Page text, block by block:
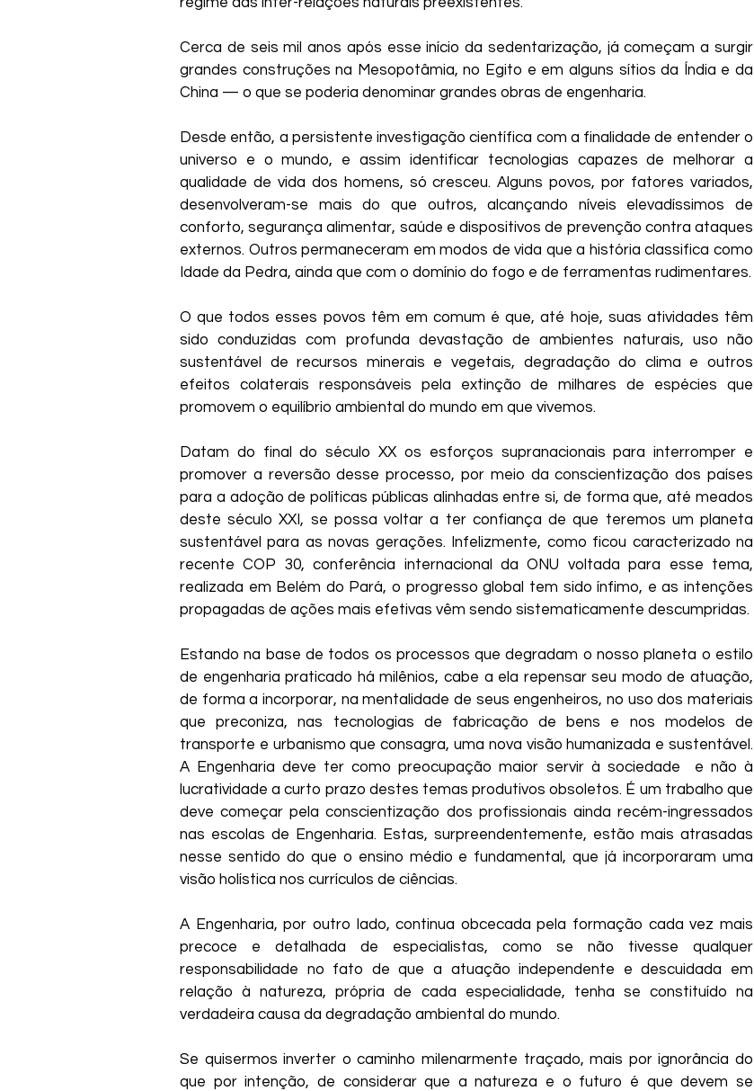
Cerca de seis mil anos após esse início da sedentarização, já começam a surgir
grandes construções na Mesopotâmia, no Egito e em alguns sítios da Índia e da
China — o que se poderia denominar grandes obras de engenharia.
Desde então, a persistente investigação científica com a finalidade de entender o
universo e o mundo, e assim identificar tecnologias capazes de melhorar a
qualidade de vida dos homens, só cresceu. Alguns povos, por fatores variados,
desenvolveram-se mais do que outros, alcançando níveis elevadíssimos de
conforto, segurança alimentar, saúde e dispositivos de prevenção contra ataques
externos. Outros permaneceram em modos de vida que a história classifica como
Idade da Pedra, ainda que com o domínio do fogo e de ferramentas rudimentares.
O que todos esses povos têm em comum é que, até hoje, suas atividades têm
sido conduzidas com profunda devastação de ambientes naturais, uso não
sustentável de recursos minerais e vegetais, degradação do clima e outros
efeitos colaterais responsáveis pela extinção de milhares de espécies que
promovem o equilíbrio ambiental do mundo em que vivemos.
Datam do final do século XX os esforços supranacionais para interromper e
promover a reversão desse processo, por meio da conscientização dos países
para a adoção de políticas públicas alinhadas entre si, de forma que, até meados
deste século XXI, se possa voltar a ter confiança de que teremos um planeta
sustentável para as novas gerações. Infelizmente, como ficou caracterizado na
recente COP 30, conferência internacional da ONU voltada para esse tema,
realizada em Belém do Pará, o progresso global tem sido ínfimo, e as intenções
propagadas de ações mais efetivas vêm sendo sistematicamente descumpridas.
Estando na base de todos os processos que degradam o nosso planeta o estilo
de engenharia praticado há milênios, cabe a ela repensar seu modo de atuação,
de forma a incorporar, na mentalidade de seus engenheiros, no uso dos materiais
que preconiza, nas tecnologias de fabricação de bens e nos modelos de
transporte e urbanismo que consagra, uma nova visão humanizada e sustentável.
A Engenharia deve ter como preocupação maior servir à sociedade  e não à
lucratividade a curto prazo destes temas produtivos obsoletos. É um trabalho que
deve começar pela conscientização dos profissionais ainda recém-ingressados
nas escolas de Engenharia. Estas, surpreendentemente, estão mais atrasadas
nesse sentido do que o ensino médio e fundamental, que já incorporaram uma
visão holística nos currículos de ciências.
A Engenharia, por outro lado, continua obcecada pela formação cada vez mais
precoce e detalhada de especialistas, como se não tivesse qualquer
responsabilidade no fato de que a atuação independente e descuidada em
relação à natureza, própria de cada especialidade, tenha se constituído na
verdadeira causa da degradação ambiental do mundo.
Se quisermos inverter o caminho milenarmente traçado, mais por ignorância do
que por intenção, de considerar que a natureza e o futuro é que devem se